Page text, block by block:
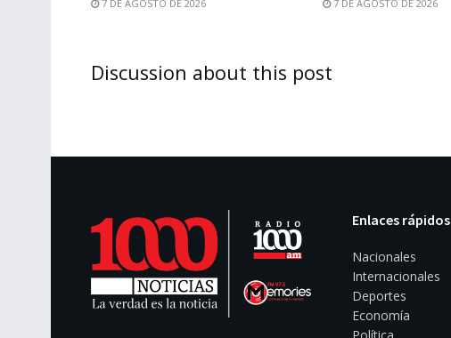
7 DE AGOSTO DE 2026
7 DE AGOSTO DE 2026
Discussion about this post
Enlaces rápidos
Nacionales
Internacionales
Deportes
Economía